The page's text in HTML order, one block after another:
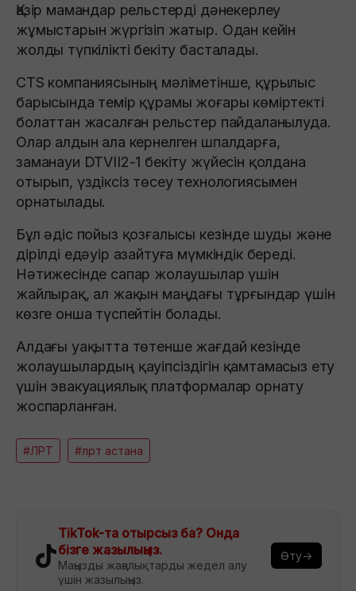
Қазір мамандар рельстерді дәнекерлеу
жұмыстарын жүргізіп жатыр. Одан кейін
жолды түпкілікті бекіту басталады.
CTS компаниясының мәліметінше, құрылыс
барысында темір құрамы жоғары көміртекті
болаттан жасалған рельстер пайдаланылуда.
Олар алдын ала кернелген шпалдарға,
заманауи DTVII2-1 бекіту жүйесін қолдана
отырып, үздіксіз төсеу технологиясымен
орнатылады.
Бұл әдіс пойыз қозғалысы кезінде шуды және
дірілді едәуір азайтуға мүмкіндік береді.
Нәтижесінде сапар жолаушылар үшін
жайлырақ, ал жақын маңдағы тұрғындар үшін
көзге онша түспейтін болады.
Алдағы уақытта төтенше жағдай кезінде
жолаушылардың қауіпсіздігін қамтамасыз ету
үшін эвакуациялық платформалар орнату
жоспарланған.
#ЛРТ #лрт астана
TikTok-та отырсыз ба? Онда
бізге жазылыңыз.
Маңызды жаңалықтарды жедел алу
үшін жазылыңыз.
Өту→